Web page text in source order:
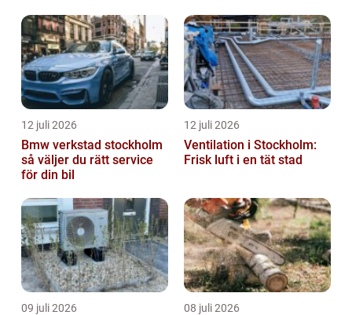
12 juli 2026
Bmw verkstad stockholm
så väljer du rätt service
för din bil
12 juli 2026
Ventilation i Stockholm:
Frisk luft i en tät stad
09 juli 2026 08 juli 2026